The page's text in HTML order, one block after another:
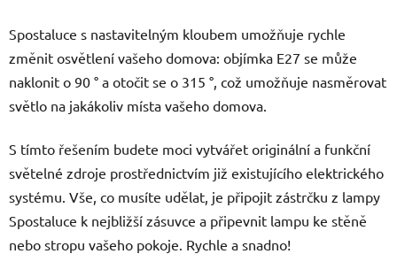
Spostaluce s nastavitelným kloubem umožňuje rychle
změnit osvětlení vašeho domova: objímka E27 se může
naklonit o 90 ° a otočit se o 315 °, což umožňuje nasměrovat
světlo na jakákoliv místa vašeho domova.
S tímto řešením budete moci vytvářet originální a funkční
světelné zdroje prostřednictvím již existujícího elektrického
systému. Vše, co musíte udělat, je připojit zástrčku z lampy
Spostaluce k nejbližší zásuvce a připevnit lampu ke stěně
nebo stropu vašeho pokoje. Rychle a snadno!